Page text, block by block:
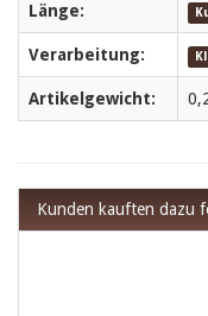
Länge:
Verarbeitung:
Artikelgewicht:
Kunden kauften dazu